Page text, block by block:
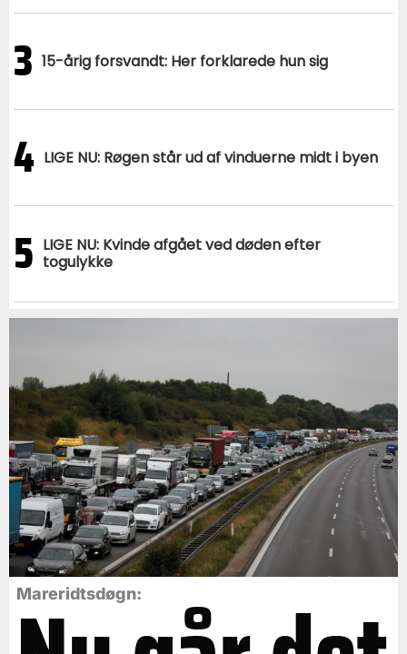
3 15-årig forsvandt: Her forklarede hun sig
4 LIGE NU: Røgen står ud af vinduerne midt i byen
5 LIGE NU: Kvinde afgået ved døden efter
togulykke
Mareridtsdøgn: